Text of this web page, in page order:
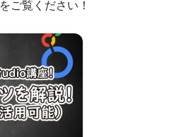
ご覧ください！